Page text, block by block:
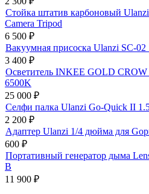
Стойка штатив карбоновый
Camera Tripod
6 500 ₽
Вакуумная присоска Ulanzi SC-
3 400 ₽
Осветитель INKEE GOLD
6500K
25 000 ₽
Селфи палка Ulanzi Go-Quick II
2 200 ₽
Адаптер Ulanzi 1/4 дюйма для
600 ₽
Портативный генератор дыма
B
11 900 ₽